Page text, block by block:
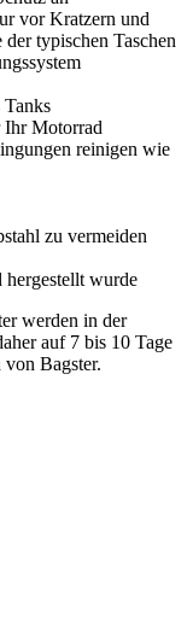
vor Kratzern und
typischen Taschen
Ihr Motorrad
reinigen wie
zu vermeiden
wurde
werden in der
auf 7 bis 10 Tage
Bagster.